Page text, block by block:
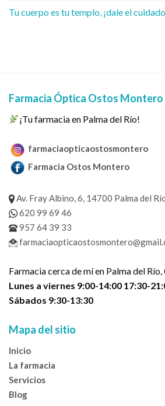
Tu cuerpo es tu templo, ¡dale el
Farmacia Óptica Ostos Montero
¡Tu farmacia en Palma del Río!
farmaciaopticaostosmontero
Farmacia Ostos Montero
Av. Fray Albino, 6, 14700 Palma del
620 99 69 46
957 64 39 33
Farmacia cerca de mí en Palma del
Lunes a viernes 9:00-14:00 17:30-
Sábados 9:30-13:30
Mapa del sitio
Inicio
La farmacia
Servicios
Blog